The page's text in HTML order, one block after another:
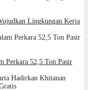
Lingkungan Kerja
Perkara 52,5 Ton Pasir